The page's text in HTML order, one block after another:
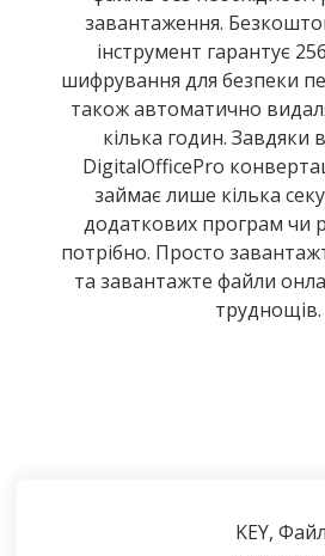
завантаження.
інструмент гарантує
шифрування для безпеки
також автоматично
кілька годин. Завдяки
DigitalOfficePro
займає лише кілька
додаткових програм чи
потрібно. Просто
та завантажте файли
труднощів.
KEY,